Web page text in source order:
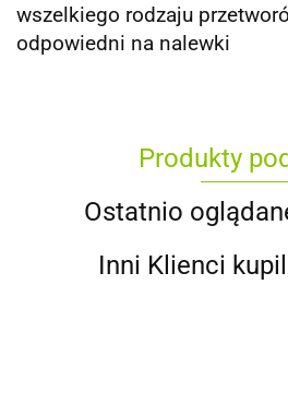
wszelkiego rodzaju
odpowiedni na nalewki
Produkty
Ostatnio
Inni Klienci